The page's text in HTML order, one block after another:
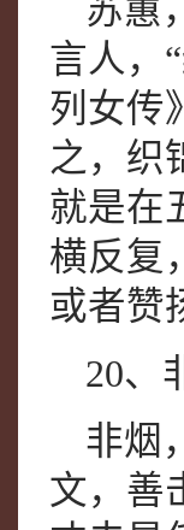
苏蕙
言人，
列女传
之，织
就是在
横反复
或者赞
20、
非烟
文，善